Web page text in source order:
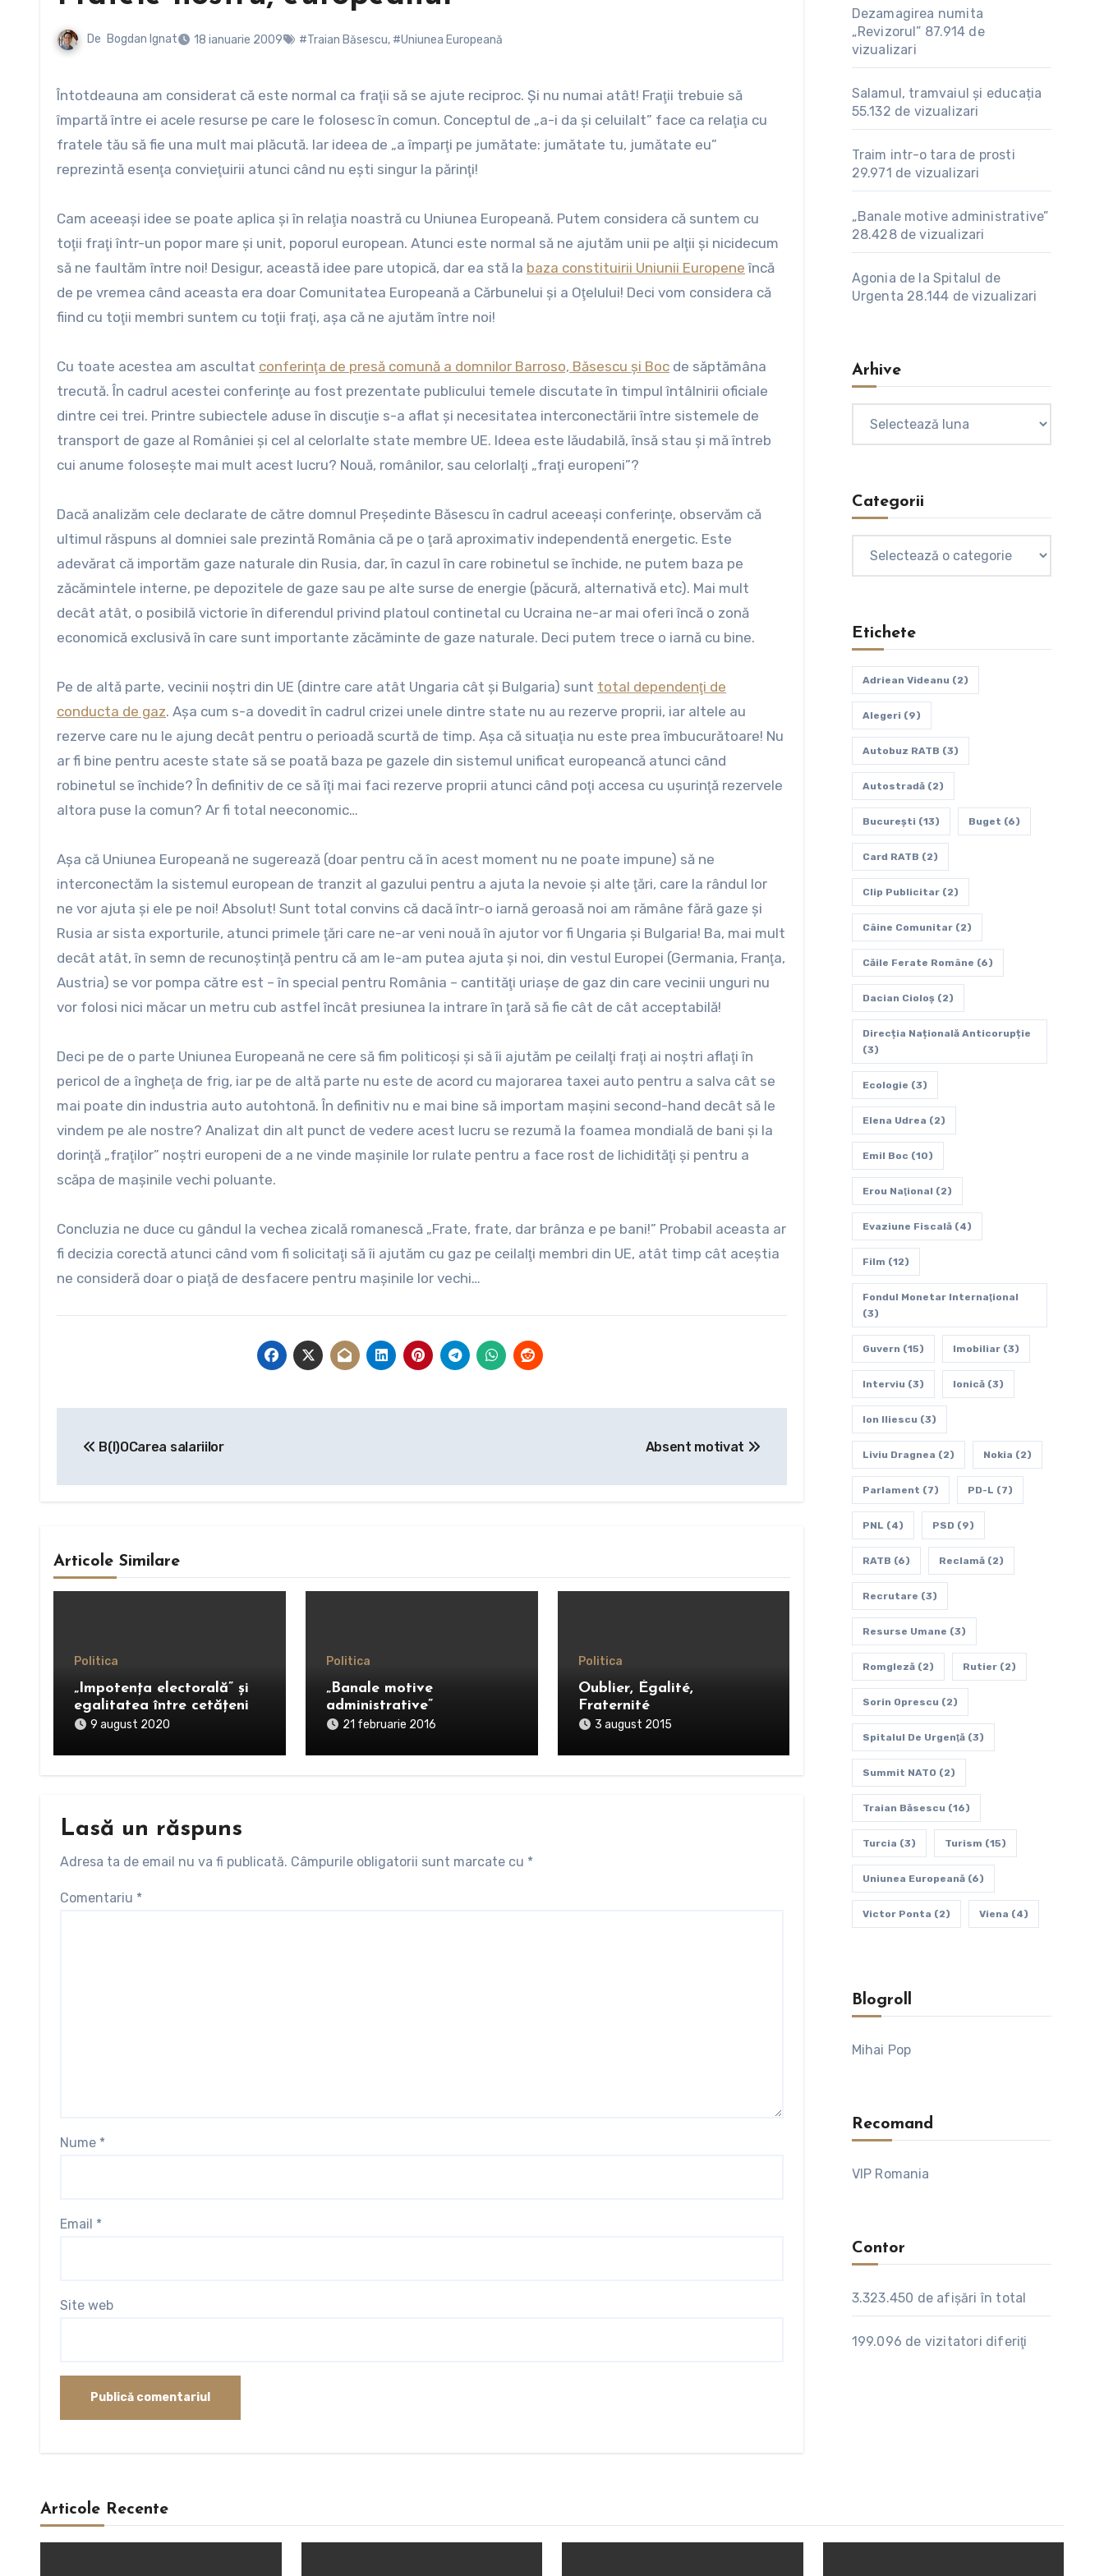
De Bogdan Ignat 18 ianuarie 2009 #Traian Băsescu, #Uniunea Europeană
Întotdeauna am considerat că este normal ca fraţii să se ajute reciproc. Şi nu numai atât! Fraţii trebuie să
împartă între ei acele resurse pe care le folosesc în comun. Conceptul de „a-i da şi celuilalt” face ca relaţia cu
fratele tău să fie una mult mai plăcută. Iar ideea de „a împarţi pe jumătate: jumătate tu, jumătate eu”
reprezintă esenţa convieţuirii atunci când nu eşti singur la părinţi!
Cam aceeaşi idee se poate aplica şi în relaţia noastră cu Uniunea Europeană. Putem considera că suntem cu
toţii fraţi într-un popor mare şi unit, poporul european. Atunci este normal să ne ajutăm unii pe alţii şi nicidecum
să ne faultăm între noi! Desigur, această idee pare utopică, dar ea stă la baza constituirii Uniunii Europene încă
de pe vremea când aceasta era doar Comunitatea Europeană a Cărbunelui şi a Oţelului! Deci vom considera că
fiind cu toţii membri suntem cu toţii fraţi, aşa că ne ajutăm între noi!
Cu toate acestea am ascultat conferinţa de presă comună a domnilor Barroso, Băsescu şi Boc de săptămâna
trecută. În cadrul acestei conferinţe au fost prezentate publicului temele discutate în timpul întâlnirii oficiale
dintre cei trei. Printre subiectele aduse în discuţie s-a aflat şi necesitatea interconectării între sistemele de
transport de gaze al României şi cel al celorlalte state membre UE. Ideea este lăudabilă, însă stau şi mă întreb
cui anume foloseşte mai mult acest lucru? Nouă, românilor, sau celorlalţi „fraţi europeni”?
Dacă analizăm cele declarate de către domnul Preşedinte Băsescu în cadrul aceeaşi conferinţe, observăm că
ultimul răspuns al domniei sale prezintă România că pe o ţară aproximativ independentă energetic. Este
adevărat că importăm gaze naturale din Rusia, dar, în cazul în care robinetul se închide, ne putem baza pe
zăcămintele interne, pe depozitele de gaze sau pe alte surse de energie (păcură, alternativă etc). Mai mult
decât atât, o posibilă victorie în diferendul privind platoul continetal cu Ucraina ne-ar mai oferi încă o zonă
economică exclusivă în care sunt importante zăcăminte de gaze naturale. Deci putem trece o iarnă cu bine.
Pe de altă parte, vecinii noştri din UE (dintre care atât Ungaria cât şi Bulgaria) sunt total dependenţi de
conducta de gaz. Aşa cum s-a dovedit în cadrul crizei unele dintre state nu au rezerve proprii, iar altele au
rezerve care nu le ajung decât pentru o perioadă scurtă de timp. Aşa că situaţia nu este prea îmbucurătoare! Nu
ar fi bine pentru aceste state să se poată baza pe gazele din sistemul unificat europeancă atunci când
robinetul se închide? În definitiv de ce să îţi mai faci rezerve proprii atunci când poţi accesa cu uşurinţă rezervele
altora puse la comun? Ar fi total neeconomic…
Aşa că Uniunea Europeană ne sugerează (doar pentru că în acest moment nu ne poate impune) să ne
interconectăm la sistemul european de tranzit al gazului pentru a ajuta la nevoie şi alte ţări, care la rândul lor
ne vor ajuta şi ele pe noi! Absolut! Sunt total convins că dacă într-o iarnă geroasă noi am rămâne fără gaze şi
Rusia ar sista exporturile, atunci primele ţări care ne-ar veni nouă în ajutor vor fi Ungaria şi Bulgaria! Ba, mai mult
decât atât, în semn de recunoştinţă pentru că am le-am putea ajuta şi noi, din vestul Europei (Germania, Franţa,
Austria) se vor pompa către est – în special pentru România – cantităţi uriaşe de gaz din care vecinii unguri nu
vor folosi nici măcar un metru cub astfel încât presiunea la intrare în ţară să fie cât de cât acceptabilă!
Deci pe de o parte Uniunea Europeană ne cere să fim politicoşi şi să îi ajutăm pe ceilalţi fraţi ai noştri aflaţi în
pericol de a îngheţa de frig, iar pe de altă parte nu este de acord cu majorarea taxei auto pentru a salva cât se
mai poate din industria auto autohtonă. În definitiv nu e mai bine să importam maşini second-hand decât să le
vindem pe ale nostre? Analizat din alt punct de vedere acest lucru se rezumă la foamea mondială de bani şi la
dorinţă „fraţilor” noştri europeni de a ne vinde maşinile lor rulate pentru a face rost de lichidităţi şi pentru a
scăpa de maşinile vechi poluante.
Concluzia ne duce cu gândul la vechea zicală romanescă „Frate, frate, dar brânza e pe bani!” Probabil aceasta ar
fi decizia corectă atunci când vom fi solicitaţi să îi ajutăm cu gaz pe ceilalţi membri din UE, atât timp cât aceştia
ne consideră doar o piaţă de desfacere pentru maşinile lor vechi…
articole
B(l)OCarea salariilor Absent motivat
Articole Similare
Politica
„Impotența electorală” și
egalitatea între cetățeni
9 august 2020
Politica
„Banale motive
administrative”
21 februarie 2016
Politica
Oublier, Égalité,
Fraternité
3 august 2015
Lasă un răspuns
Adresa ta de email nu va fi publicată. Câmpurile obligatorii sunt marcate cu *
Comentariu *
Nume *
Email *
Site web
Dezamagirea numita
„Revizorul” 87.914 de
vizualizari
Salamul, tramvaiul și educația
55.132 de vizualizari
Traim intr-o tara de prosti
29.971 de vizualizari
„Banale motive administrative”
28.428 de vizualizari
Agonia de la Spitalul de
Urgenta 28.144 de vizualizari
Arhive
Categorii
Etichete
Adriean Videanu (2)
Alegeri (9)
Autobuz RATB (3)
Autostradă(2)
Bucureşti (13) Buget (6)
Card RATB (2)
Clip Publicitar(2)
Câine Comunitar(2)
Căile Ferate Române (6)
Dacian Cioloș(2)
Direcția Națională Anticorupție
(3)
Ecologie (3)
Elena Udrea (2)
Emil Boc (10)
Erou Naţional (2)
Evaziune Fiscală(4)
Film (12)
Fondul Monetar Internaţional
(3)
Guvern (15) Imobiliar(3)
Interviu (3) Ionică(3)
Ion Iliescu (3)
Liviu Dragnea (2) Nokia (2)
Parlament (7) PD-L (7)
PNL (4) PSD (9)
RATB (6) Reclamă(2)
Recrutare (3)
Resurse Umane (3)
Romgleză(2) Rutier(2)
Sorin Oprescu (2)
Spitalul De Urgenţă(3)
Summit NATO (2)
Traian Băsescu (16)
Turcia (3) Turism (15)
Uniunea Europeană(6)
Victor Ponta (2) Viena (4)
Blogroll
Mihai Pop
Recomand
VIP Romania
Contor
3.323.450 de afişări în total
199.096 de vizitatori diferiţi
Articole Recente